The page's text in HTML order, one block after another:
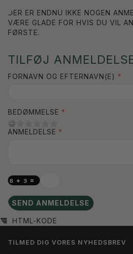
DER ER ENDNU IKKE NOGEN
VÆRE GLADE FOR HVIS DU VIL
FØRSTE.
TILFØJ
FORNAVN OG EFTERNAVN(E)
BEDØMMELSE
ANMELDELSE
SEND ANMELDELSE
HTML-KODE
TILMED DIG VORES NYHEDSBREV